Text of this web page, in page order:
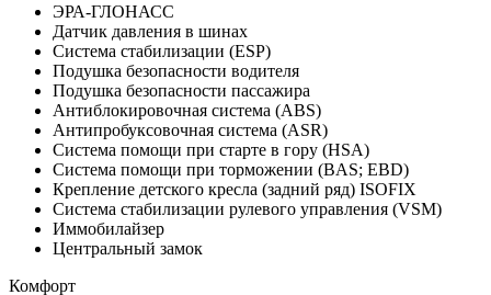
ЭРА-ГЛОНАСС
Датчик давления в шинах
Система стабилизации (ESP)
Подушка безопасности водителя
Подушка безопасности пассажира
Антиблокировочная система (ABS)
Антипробуксовочная система (ASR)
Система помощи при старте в гору (HSA)
Система помощи при торможении (BAS; EBD)
Крепление детского кресла (задний ряд) ISOFIX
Система стабилизации рулевого управления (VSM)
Иммобилайзер
Центральный замок
Комфорт